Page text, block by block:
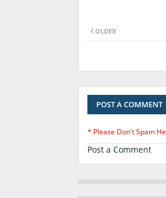
OLDER
POST A COMMENT
* Please Don't Spam
Post a Comment